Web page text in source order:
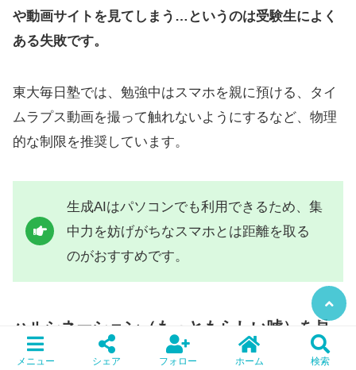
や動画サイトを見てしまう…というのは受験生によく
ある失敗です。
東大毎日塾では、勉強中はスマホを親に預ける、タイ
ムラプス動画を撮って触れないようにするなど、物理
的な制限を推奨しています。
生成AIはパソコンでも利用できるため、集
中力を妨げがちなスマホとは距離を取る
のがおすすめです。
ハルシネーション（もっともらしい嘘）を見
抜く批判的視点を持つ
メニュー シェア フォロー ホーム 検索